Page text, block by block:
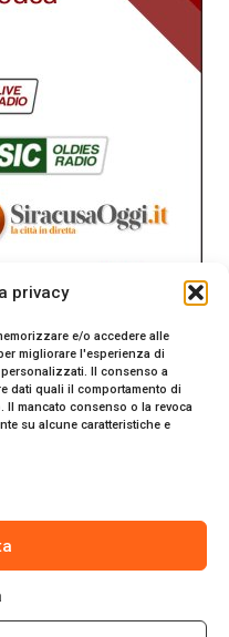
privacy
e/o accedere alle
migliorare l'esperienza di
Il consenso a
dati quali il comportamento di
mancato consenso o la revoca
su alcune caratteristiche e
Gianni Catania.
diritti riservati. | Sito web
Arte.it